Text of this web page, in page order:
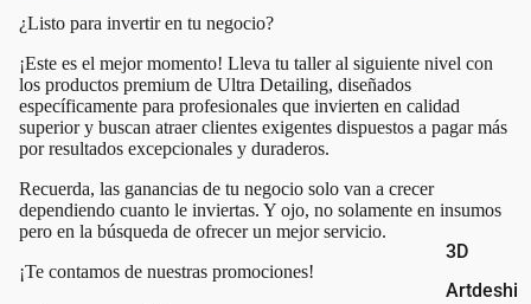
3D
Artdeshi
¿Listo para invertir en tu negocio?
¡Este es el mejor momento! Lleva tu taller al siguiente nivel con
los productos premium de Ultra Detailing, diseñados
específicamente para profesionales que invierten en calidad
superior y buscan atraer clientes exigentes dispuestos a pagar más
por resultados excepcionales y duraderos.
Recuerda, las ganancias de tu negocio solo van a crecer
dependiendo cuanto le inviertas. Y ojo, no solamente en insumos
pero en la búsqueda de ofrecer un mejor servicio.
¡Te contamos de nuestras promociones!